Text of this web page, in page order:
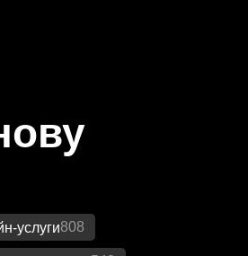
услуги808